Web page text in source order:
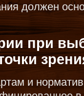
должен
при
и